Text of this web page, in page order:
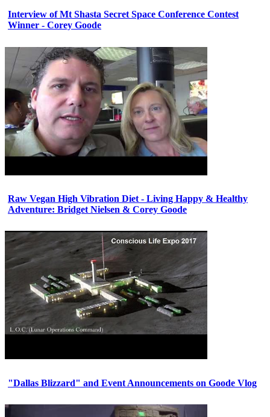
Interview of Mt Shasta Secret Space Conference Contest
Winner - Corey Goode
Raw Vegan High Vibration Diet - Living Happy & Healthy
Adventure: Bridget Nielsen & Corey Goode
"Dallas Blizzard" and Event Announcements on Goode Vlog